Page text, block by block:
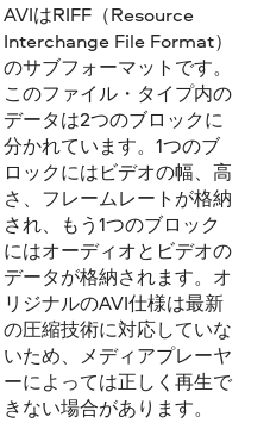
AVIはRIFF（Resource
Interchange File Format）
のサブフォーマットです。
このファイル・タイプ内の
データは2つのブロックに
分かれています。1つのブ
ロックにはビデオの幅、高
さ、フレームレートが格納
され、もう1つのブロック
にはオーディオとビデオの
データが格納されます。オ
リジナルのAVI仕様は最新
の圧縮技術に対応していな
いため、メディアプレーヤ
ーによっては正しく再生で
きない場合があります。